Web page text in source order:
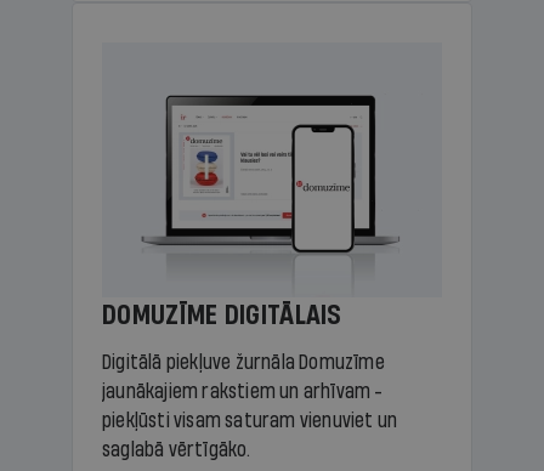
DOMUZĪME DIGITĀLAIS
Digitālā piekļuve žurnāla Domuzīme
jaunākajiem rakstiem un arhīvam -
piekļūsti visam saturam vienuviet un
saglabā vērtīgāko.